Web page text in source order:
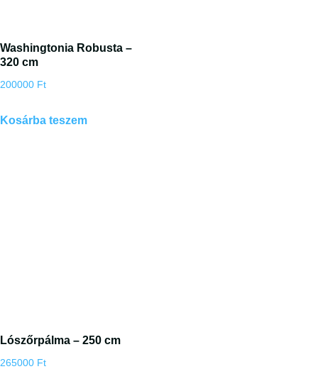
Washingtonia Robusta –
320 cm
200000 Ft
Kosárba teszem
Lószőrpálma – 250 cm
265000 Ft